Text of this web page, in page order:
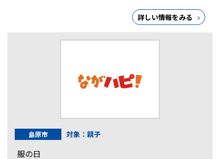
詳しい情報をみる
島原市 対象：親子
服の日